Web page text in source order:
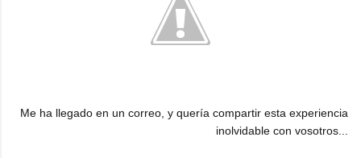
Me ha llegado en un correo, y quería compartir esta experiencia
inolvidable con vosotros...